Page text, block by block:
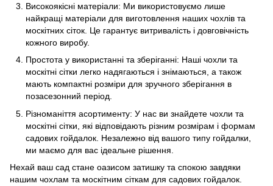
Високоякісні матеріали: Ми використовуємо лише
найкращі матеріали для виготовлення наших чохлів та
москітних сіток. Це гарантує витривалість і довговічність
кожного виробу.
Простота у використанні та зберіганні: Наші чохли та
москітні сітки легко надягаються і знімаються, а також
мають компактні розміри для зручного зберігання в
позасезонний період.
Різноманіття асортименту: У нас ви знайдете чохли та
москітні сітки, які відповідають різним розмірам і формам
садових гойдалок. Незалежно від вашого типу гойдалки,
ми маємо для вас ідеальне рішення.
Нехай ваш сад стане оазисом затишку та спокою завдяки
нашим чохлам та москітним сіткам для садових гойдалок.